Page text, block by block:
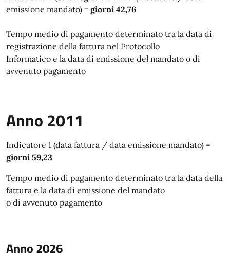
emissione mandato) = giorni 42,76
Tempo medio di pagamento determinato tra la data di
registrazione della fattura nel Protocollo
Informatico e la data di emissione del mandato o di
avvenuto pagamento
Anno 2011
Indicatore 1 (data fattura / data emissione mandato) =
giorni 59,23
Tempo medio di pagamento determinato tra la data della
fattura e la data di emissione del mandato
o di avvenuto pagamento
Anno 2026